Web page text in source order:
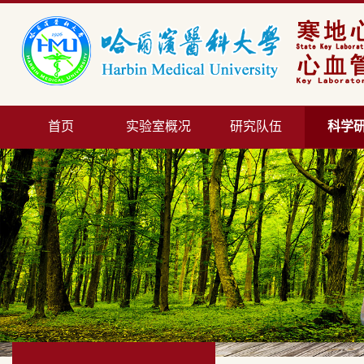
首页 实验室概况 研究队伍 科学